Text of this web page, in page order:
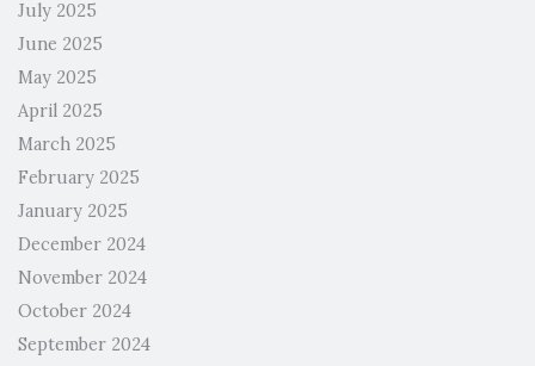
July 2025
June 2025
May 2025
April 2025
March 2025
February 2025
January 2025
December 2024
November 2024
October 2024
September 2024